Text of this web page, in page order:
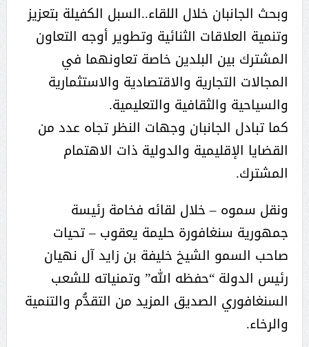
وبحث الجانبان خلال اللقاء..السبل الكفيلة بتعزيز
وتنمية العلاقات الثنائية وتطوير أوجه التعاون
المشترك بين البلدين خاصة تعاونهما في
المجالات التجارية والاقتصادية والاستثمارية
والسياحية والثقافية والتعليمية.
كما تبادل الجانبان وجهات النظر تجاه عدد من
القضايا الإقليمية والدولية ذات الاهتمام
المشترك.
ونقل سموه – خلال لقائه فخامة رئيسة
جمهورية سنغافورة حليمة يعقوب – تحيات
صاحب السمو الشيخ خليفة بن زايد آل نهيان
رئيس الدولة “حفظه الله” وتمنياته للشعب
السنغافوري الصديق المزيد من التقدُّم والتنمية
والرخاء.